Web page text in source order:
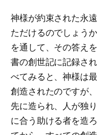
神様が約束された永
ただけるのでしょう
を通して、その答え
書の創世記に記録さ
べてみると、神様は
創造されたのですが
先に造られ、人が独
に合う助ける者を造